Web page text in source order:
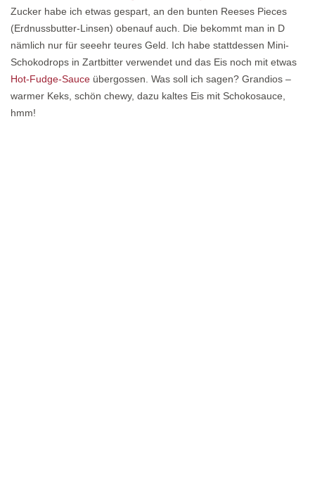
Zucker habe ich etwas gespart, an den bunten Reeses Pieces
(Erdnussbutter-Linsen) obenauf auch. Die bekommt man in D
nämlich nur für seeehr teures Geld. Ich habe stattdessen Mini-
Schokodrops in Zartbitter verwendet und das Eis noch mit etwas
Hot-Fudge-Sauce übergossen. Was soll ich sagen? Grandios –
warmer Keks, schön chewy, dazu kaltes Eis mit Schokosauce,
hmm!